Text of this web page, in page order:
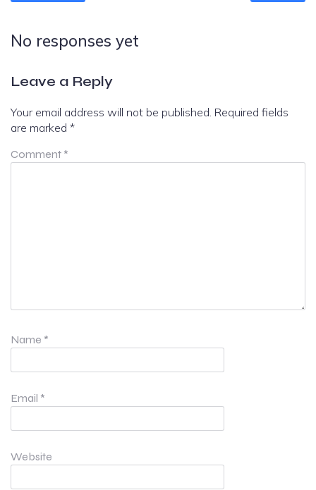
No responses yet
Leave a Reply
Your email address will not be published. Required fields
are marked *
Comment *
Name *
Email *
Website